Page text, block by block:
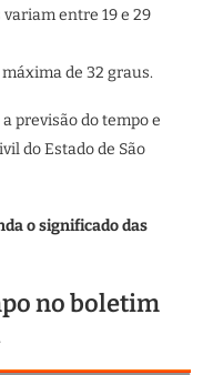
entre 19 e 29
de 32 graus.
previsão do tempo e
do Estado de São
o significado das
no boletim